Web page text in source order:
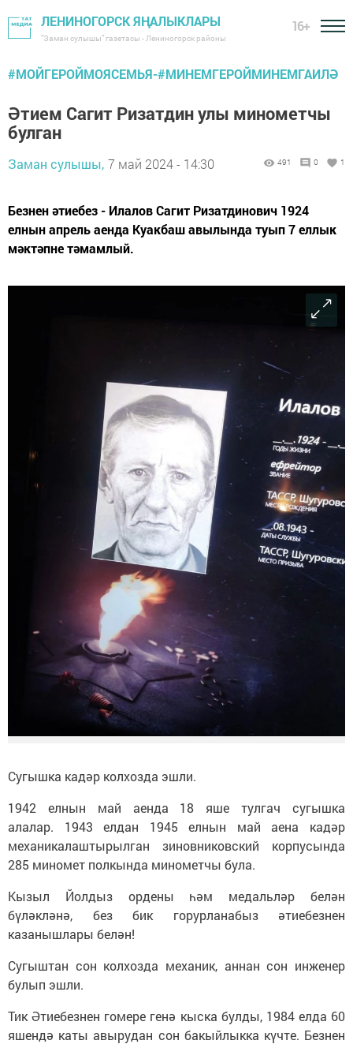
ЛЕНИНОГОРСК ЯҢАЛЫКЛАРЫ
"Заман сулышы" газетасы - Лениногорск районы
16+
#МОЙГЕРОЙМОЯСЕМЬЯ-#МИНЕМГЕРОЙМИНЕМГАИЛӘ
Әтием Сагит Ризатдин улы минометчы
булган
Заман сулышы, 7 май 2024 - 14:30 491 0 1
Безнен әтиебез - Илалов Сагит Ризатдинович 1924
елнын апрель аенда Куакбаш авылында туып 7 еллык
мәктәпне тәмамлый.
Сугышка кадәр колхозда эшли.
1942 елнын май аенда 18 яше тулгач сугышка
алалар. 1943 елдан 1945 елнын май аена кадәр
механикалаштырылган зиновниковский корпусында
285 миномет полкында минометчы була.
Кызыл Йолдыз ордены һәм медальләр белән
бүләкләнә, без бик горурланабыз әтиебезнен
казанышлары белән!
Сугыштан сон колхозда механик, аннан сон инженер
булып эшли.
Тик Әтиебезнен гомере генә кыска булды, 1984 елда 60
яшендә каты авырудан сон бакыйлыкка күчте. Безнен